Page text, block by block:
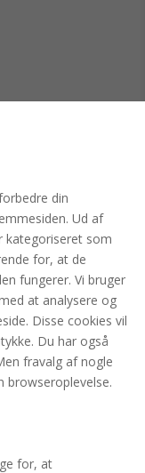
din
Ud af
kategoriseret som
for, at de
fungerer. Vi bruger
at analysere og
Disse cookies vil
Du har også
fravalg af nogle
browseroplevelse.
for, at